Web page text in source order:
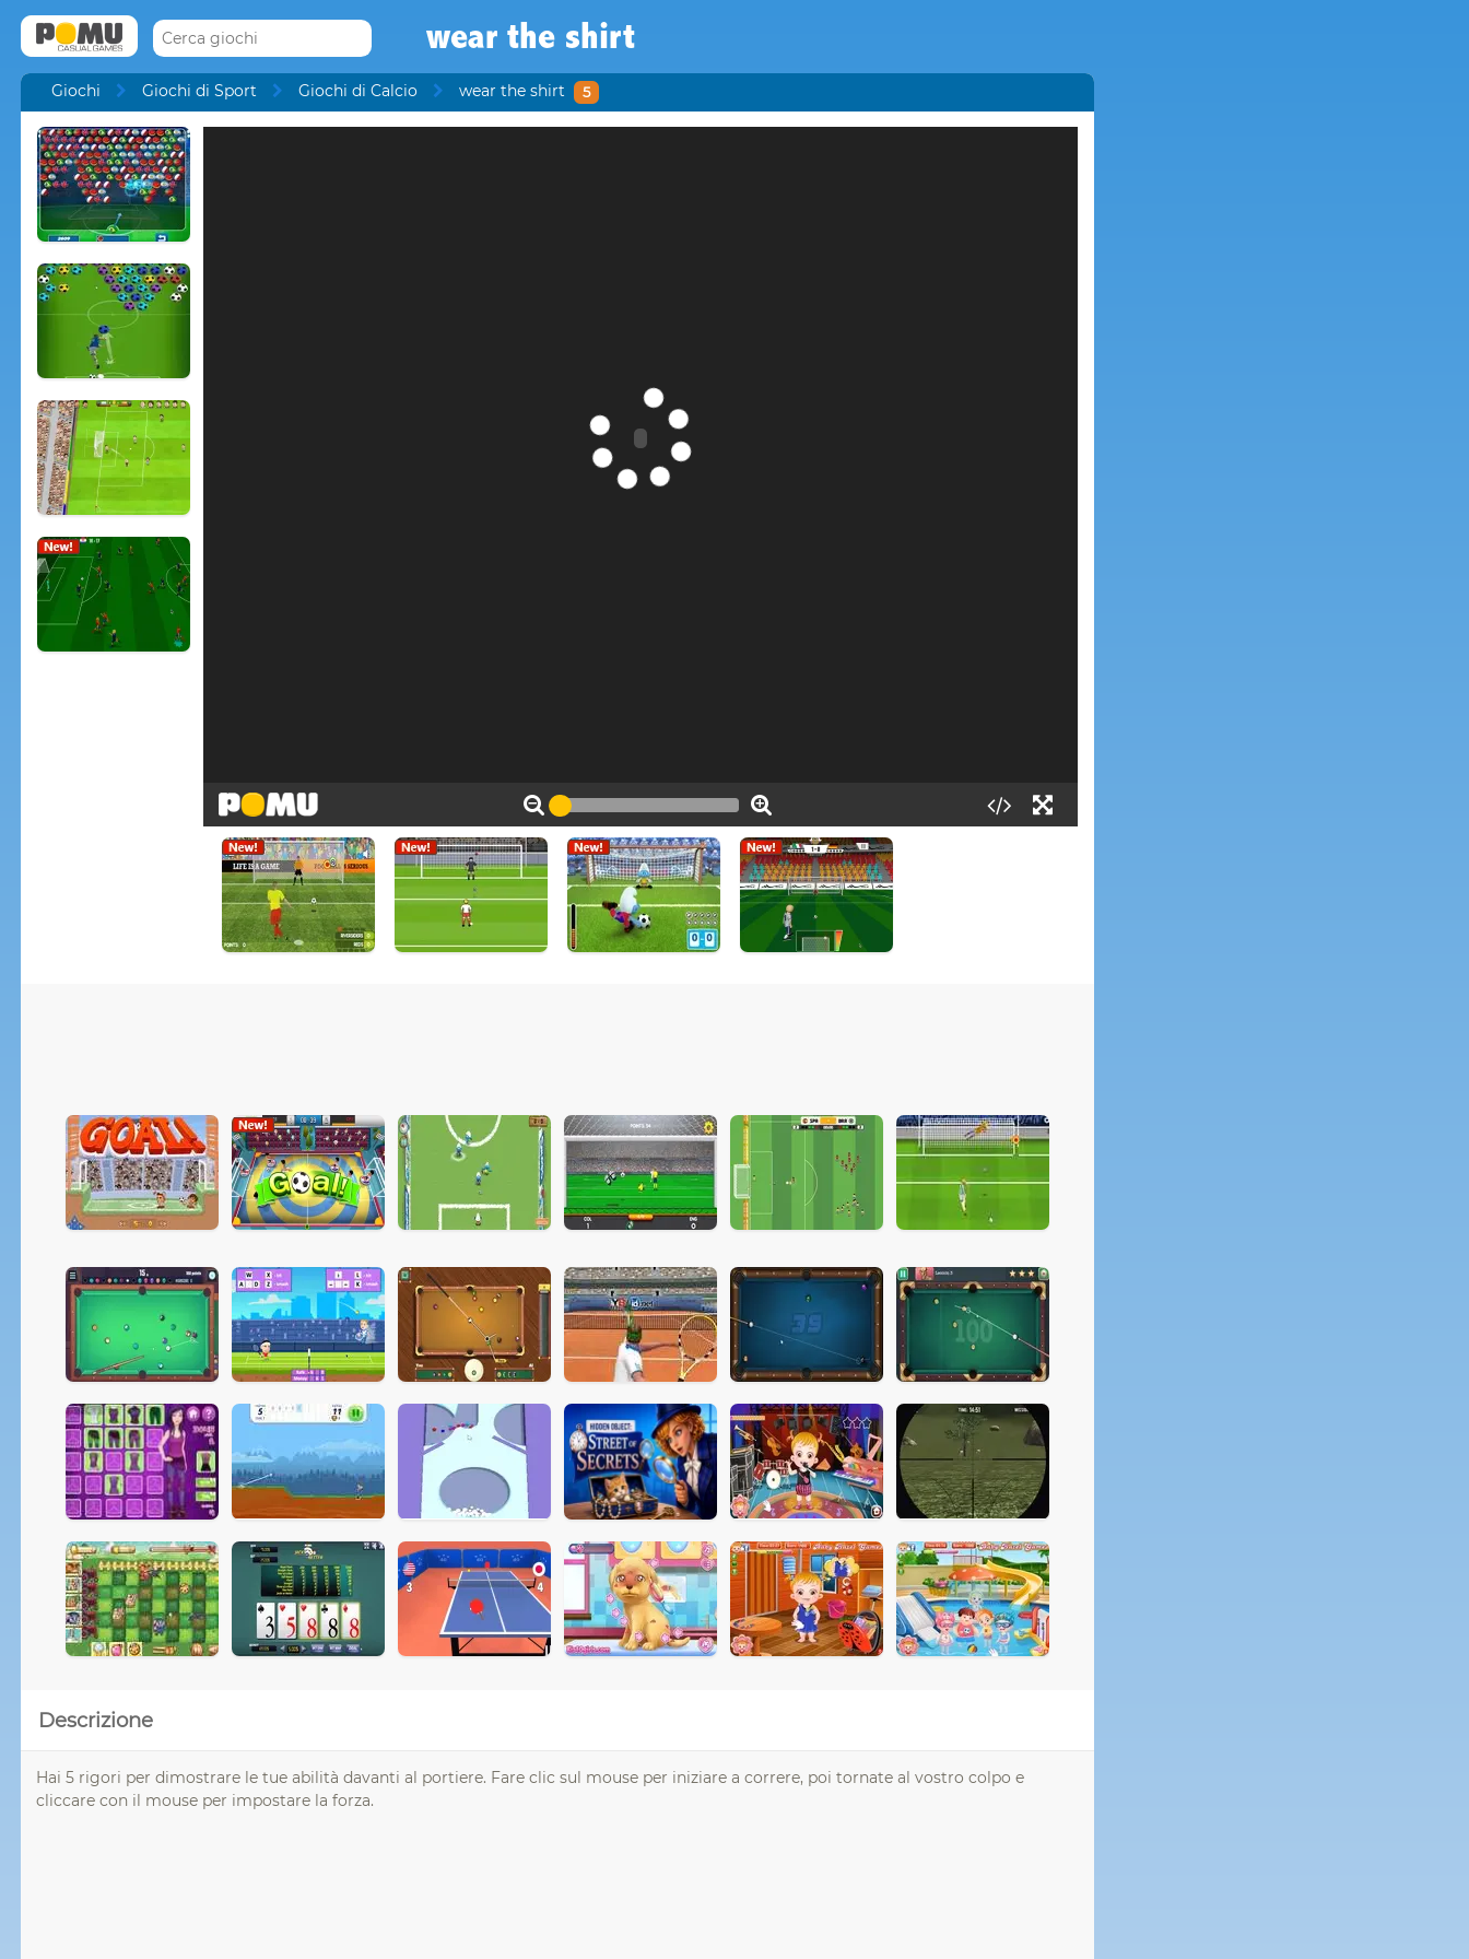
wear the shirt
Giochi Giochi di Sport Giochi di Calcio wear the shirt 5
Descrizione
Hai 5 rigori per dimostrare le tue abilità davanti al portiere. Fare clic sul mouse per iniziare a correre, poi tornate al vostro colpo e
cliccare con il mouse per impostare la forza.